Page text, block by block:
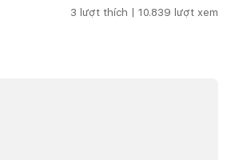
3 lượt thích | 10.839 lượt xem